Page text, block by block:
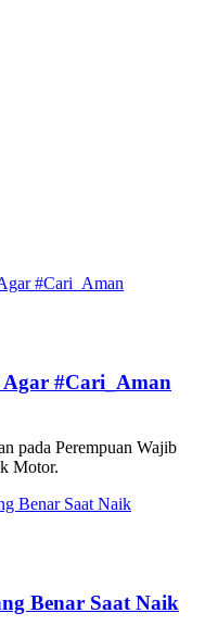
#Cari_Aman
pada Perempuan Wajib
Motor.
Benar Saat Naik